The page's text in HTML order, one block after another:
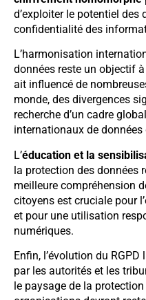
d’exploiter le potentiel des
confidentialité des
L’harmonisation
données reste un objectif
ait influencé de
monde, des divergences
recherche d’un cadre
internationaux de
L’éducation et la
la protection des données
meilleure compréhension
citoyens est cruciale pour
et pour une utilisation
numériques.
Enfin, l’évolution du
par les autorités et les
le paysage de la